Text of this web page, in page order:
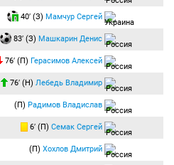
40′ (З) Мамчур Сергей
83′ (З) Машкарин Денис
76′ (П) Герасимов Алексей
76′ (Н) Лебедь Владимир
(П) Радимов Владислав
6′ (П) Семак Сергей
(П) Хохлов Дмитрий